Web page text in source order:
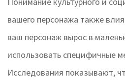
вашего персонажа также
ваш персонаж вырос в
использовать специфичные
Исследования показывают,